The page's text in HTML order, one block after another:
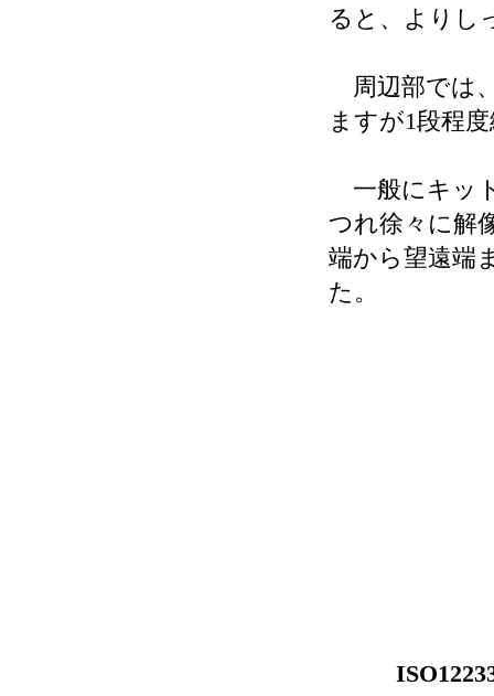
ると、よりし
周辺部では
ますが1段程
一般にキッ
つれ徐々に解
端から望遠端
た。